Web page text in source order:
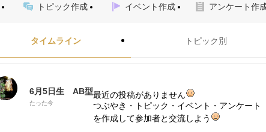
トピック作成 イベント作成 アンケート作
タイムライン トピック別
6月5日生 AB型
たった今
最近の投稿がありません
つぶやき・トピック・イベント・アンケート
を作成して参加者と交流しよう